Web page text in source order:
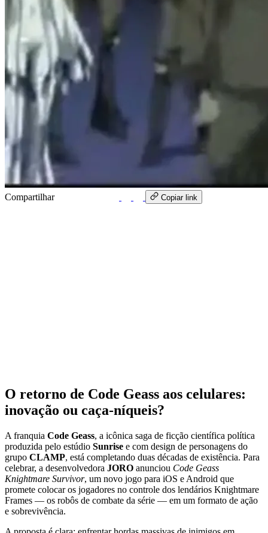
Compartilhar Copiar link
O retorno de Code Geass aos celulares:
inovação ou caça-níqueis?
A franquia Code Geass, a icônica saga de ficção científica política
produzida pelo estúdio Sunrise e com design de personagens do
grupo CLAMP, está completando duas décadas de existência. Para
celebrar, a desenvolvedora JORO anunciou Code Geass
Knightmare Survivor, um novo jogo para iOS e Android que
promete colocar os jogadores no controle dos lendários Knightmare
Frames — os robôs de combate da série — em um formato de ação
e sobrevivência.